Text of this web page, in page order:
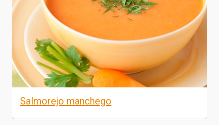
Salmorejo manchego